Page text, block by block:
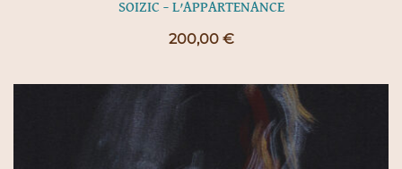
SOIZIC – L’APPARTENANCE
200,00 €